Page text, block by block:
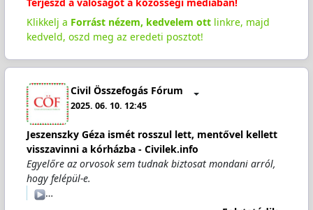
Klikkelj a Forrást nézem, kedvelem ottlinkre, majd
kedveld, oszd meg az eredeti posztot!
Civil Összefogás Fórum
2025. 06. 10. 12:45
Jeszenszky Géza ismét rosszul lett, mentővel kellett
visszavinni a kórházba - Civilek.info
Egyelőre az orvosok sem tudnak biztosat mondani arról,
hogy felépül-e.
️…